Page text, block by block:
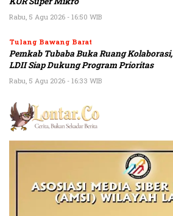
Rabu, 5 Agu 2026 - 16:50 WIB
Tulang Bawang Barat
Pemkab Tubaba Buka Ruang Kolaborasi,
LDII Siap Dukung Program Prioritas
Rabu, 5 Agu 2026 - 16:33 WIB